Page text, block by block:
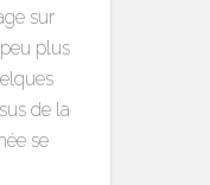
sur
plus
de la
se